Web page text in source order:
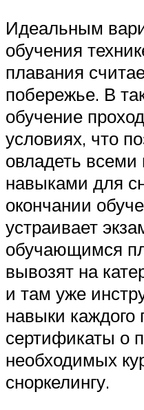
Идеальным
обучения
плавания
побережье. В
обучение
условиях, что
овладеть
навыками для
окончании
устраивает
обучающимся
вывозят на
и там уже
навыки
сертификаты о
необходимых
сноркелингу.